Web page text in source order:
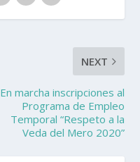
NEXT
En marcha inscripciones al
Programa de Empleo
Temporal “Respeto a la
Veda del Mero 2020”